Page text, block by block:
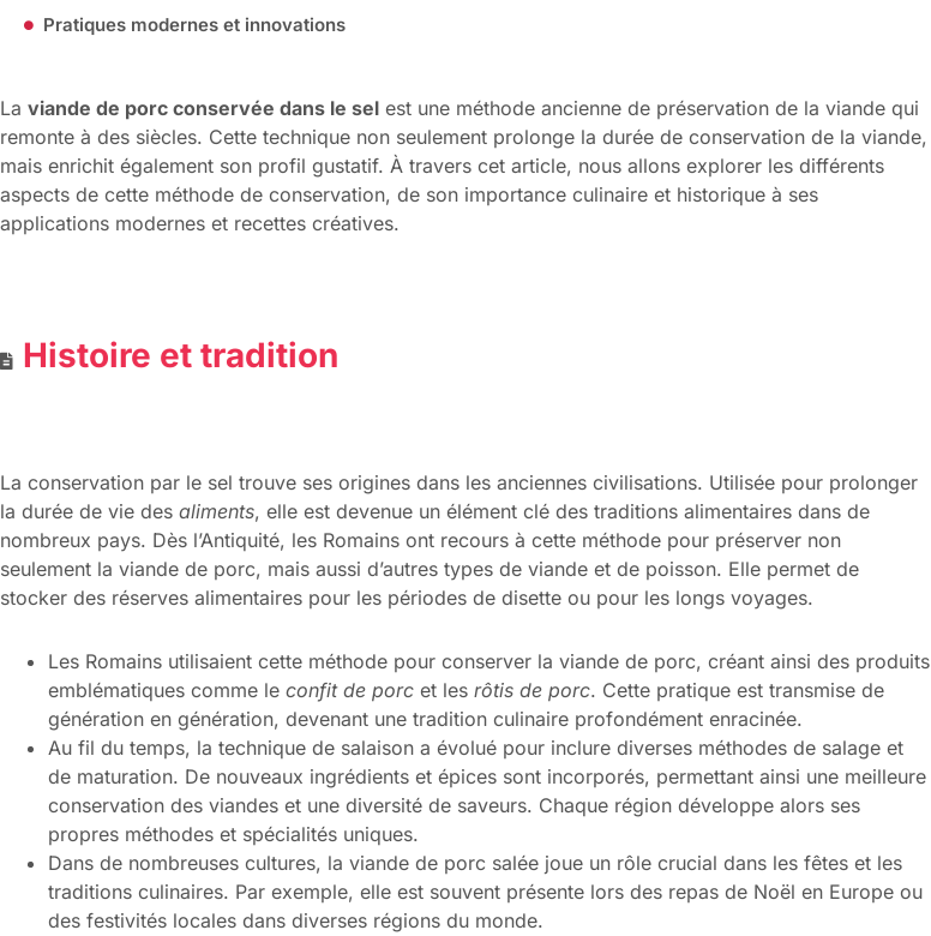
Pratiques modernes et innovations
La viande de porc conservée dans le sel est une méthode ancienne de préservation de la viande qui
remonte à des siècles. Cette technique non seulement prolonge la durée de conservation de la viande,
mais enrichit également son profil gustatif. À travers cet article, nous allons explorer les différents
aspects de cette méthode de conservation, de son importance culinaire et historique à ses
applications modernes et recettes créatives.
Histoire et tradition
La conservation par le sel trouve ses origines dans les anciennes civilisations. Utilisée pour prolonger
la durée de vie des aliments, elle est devenue un élément clé des traditions alimentaires dans de
nombreux pays. Dès l’Antiquité, les Romains ont recours à cette méthode pour préserver non
seulement la viande de porc, mais aussi d’autres types de viande et de poisson. Elle permet de
stocker des réserves alimentaires pour les périodes de disette ou pour les longs voyages.
Les Romains utilisaient cette méthode pour conserver la viande de porc, créant ainsi des produits
emblématiques comme le confit de porc et les rôtis de porc. Cette pratique est transmise de
génération en génération, devenant une tradition culinaire profondément enracinée.
Au fil du temps, la technique de salaison a évolué pour inclure diverses méthodes de salage et
de maturation. De nouveaux ingrédients et épices sont incorporés, permettant ainsi une meilleure
conservation des viandes et une diversité de saveurs. Chaque région développe alors ses
propres méthodes et spécialités uniques.
Dans de nombreuses cultures, la viande de porc salée joue un rôle crucial dans les fêtes et les
traditions culinaires. Par exemple, elle est souvent présente lors des repas de Noël en Europe ou
des festivités locales dans diverses régions du monde.